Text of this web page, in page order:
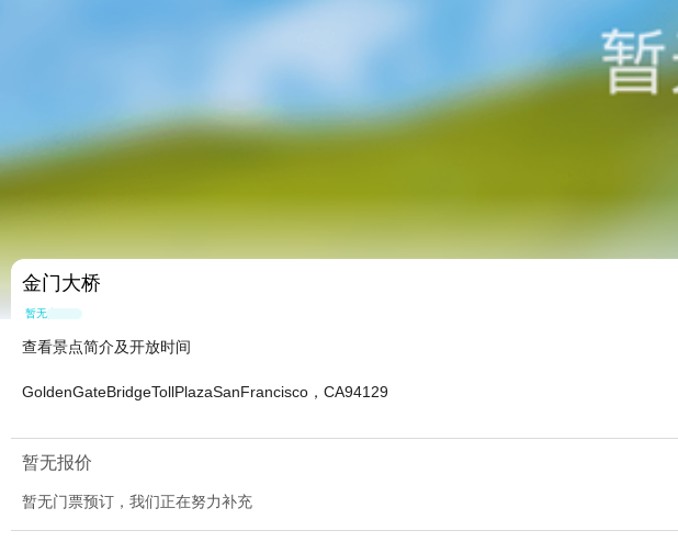
金门大桥
暂无点评
查看景点简介及开放时间
GoldenGateBridgeTollPlazaSanFrancisco，CA94129
暂无报价
暂无门票预订，我们正在努力补充